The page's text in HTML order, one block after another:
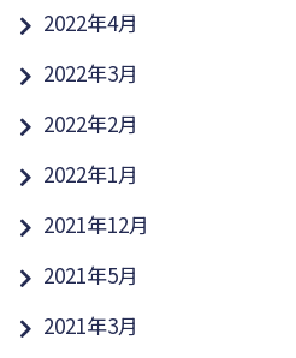
2022年4月
2022年3月
2022年2月
2022年1月
2021年12月
2021年5月
2021年3月